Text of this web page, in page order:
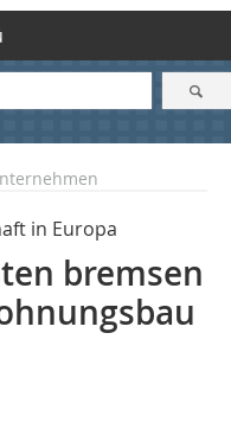
in Europa
bremsen